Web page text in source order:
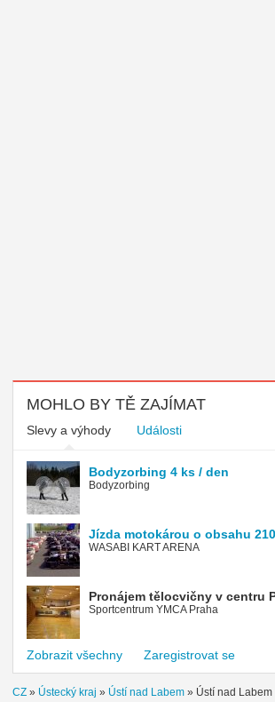
MOHLO BY TĚ ZAJÍMAT
Slevy a výhody Události
Bodyzorbing 4 ks / den
Bodyzorbing
Jízda motokárou o obsahu
WASABI KART ARENA
Pronájem tělocvičny v centru
Sportcentrum YMCA Praha
Zobrazit všechny Zaregistrovat se
CZ » Ústecký kraj » Ústí nad Labem » Ústí nad Labem